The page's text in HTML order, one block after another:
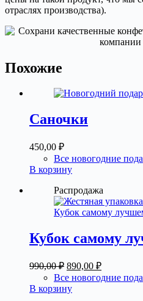
отраслях производства).
Похожие
Саночки
450,00 ₽
Все новогодние
В корзину
Распродажа
Кубок самому
990,00₽ Первоначальная
цена
составляла
890,00 ₽Текущая
цена:
Все новогодние
В корзину